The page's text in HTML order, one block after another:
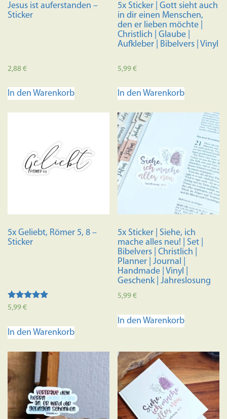
Jesus ist auferstanden –
Sticker
2,88€
In den Warenkorb
5x Sticker | Gott sieht auch
in dir einen Menschen,
den er lieben möchte |
Christlich | Glaube |
Aufkleber | Bibelvers | Vinyl
5,99€
In den Warenkorb
5x Geliebt, Römer 5, 8 –
Sticker
Bewertet mit
5,99€
In den Warenkorb
5x Sticker | Siehe, ich
mache alles neu! | Set |
Bibelvers | Christlich |
Planner | Journal |
Handmade | Vinyl |
Geschenk | Jahreslosung
5,99€
In den Warenkorb